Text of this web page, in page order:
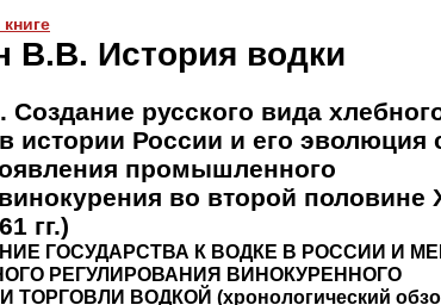
В.В. История водки
Создание русского вида
истории России и его эволюция
промышленного
во второй половине
гг.)
ГОСУДАРСТВА К ВОДКЕ В РОССИИ И
РЕГУЛИРОВАНИЯ ВИНОКУРЕННОГО
ВОДКОЙ (хронологический